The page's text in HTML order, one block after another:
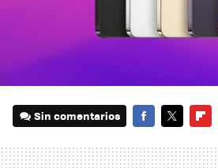
Sin comentarios